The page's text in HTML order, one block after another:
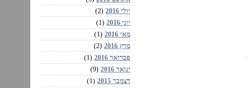
יולי 2016
(2)
יוני 2016
(1)
מאי 2016
(1)
מרץ 2016
(2)
פברואר 2016
(1)
ינואר 2016
(9)
דצמבר 2015
(1)